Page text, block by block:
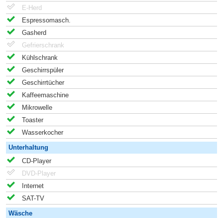
E-Herd
Espressomasch.
Gasherd
Gefrierschrank
Kühlschrank
Geschirrspüler
Geschirrtücher
Kaffeemaschine
Mikrowelle
Toaster
Wasserkocher
Unterhaltung
CD-Player
DVD-Player
Internet
SAT-TV
Wäsche